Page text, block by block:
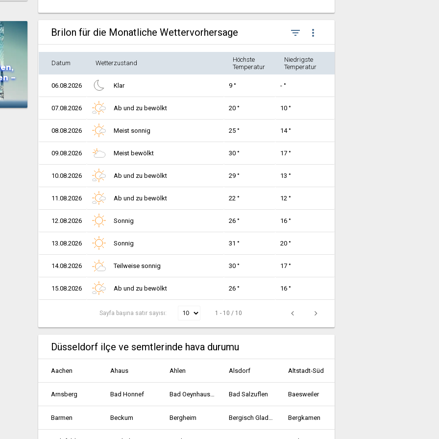
–
Brilon für die Monatliche Wettervorhersage filter_list more_vert
Datum Wetterzustand
Höchste
Temperatur
Niedrigste
Temperatur
06.08.2026 Klar 9 ° - °
07.08.2026 Ab und zu bewölkt 20 ° 10 °
08.08.2026 Meist sonnig 25 ° 14 °
09.08.2026 Meist bewölkt 30 ° 17 °
10.08.2026 Ab und zu bewölkt 29 ° 13 °
11.08.2026 Ab und zu bewölkt 22 ° 12 °
12.08.2026 Sonnig 26 ° 16 °
13.08.2026 Sonnig 31 ° 20 °
14.08.2026 Teilweise sonnig 30 ° 17 °
15.08.2026 Ab und zu bewölkt 26 ° 16 °
Sayfa başına satır sayısı: 1 - 10 / 10
Düsseldorf ilçe ve semtlerinde hava durumu
Aachen Ahaus Ahlen Alsdorf Altstadt-Süd
Arnsberg Bad Honnef Bad Oeynhausen Bad Salzuflen Baesweiler
Barmen Beckum Bergheim Bergisch Gladbach Bergkamen